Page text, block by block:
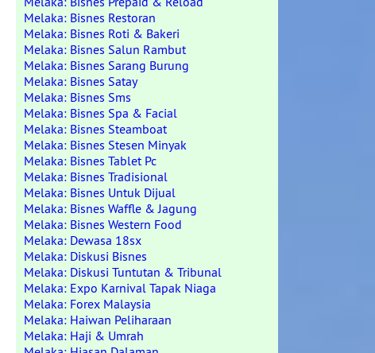
Melaka: Bisnes Restoran
Melaka: Bisnes Roti & Bakeri
Melaka: Bisnes Salun Rambut
Melaka: Bisnes Sarang Burung
Melaka: Bisnes Satay
Melaka: Bisnes Sms
Melaka: Bisnes Spa & Facial
Melaka: Bisnes Steamboat
Melaka: Bisnes Stesen Minyak
Melaka: Bisnes Tablet Pc
Melaka: Bisnes Tradisional
Melaka: Bisnes Untuk Dijual
Melaka: Bisnes Waffle & Jagung
Melaka: Bisnes Western Food
Melaka: Dewasa 18sx
Melaka: Diskusi Bisnes
Melaka: Diskusi Tuntutan & Tribunal
Melaka: Expo Karnival Tapak Niaga
Melaka: Forex Malaysia
Melaka: Haiwan Peliharaan
Melaka: Haji & Umrah